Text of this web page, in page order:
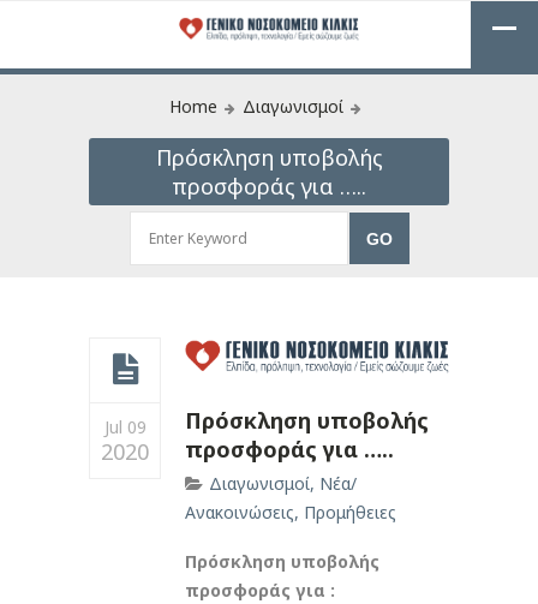
Home Διαγωνισμοί
Πρόσκληση υποβολής
προσφοράς για …..
Jul 09
2020
Πρόσκληση υποβολής
προσφοράς για …..
Διαγωνισμοί, Νέα/
Ανακοινώσεις, Προμήθειες
Πρόσκληση υποβολής
προσφοράς για :